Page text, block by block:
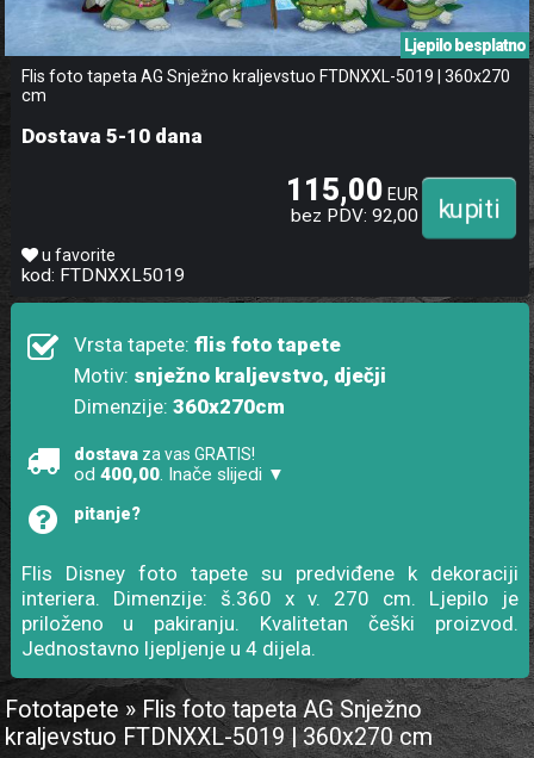
Flis foto tapeta AG Snježno kraljevstuo FTDNXXL-5019 | 360x270
cm
Ljepilo besplatno
Dostava 5-10 dana
115,00 EUR
bez PDV: 92,00
u favorite
kod: FTDNXXL5019
Vrsta tapete:flis foto tapete
Motiv: snježno kraljevstvo, dječji
Dimenzije:360x270cm
dostava za vas GRATIS!
od400,00. Inače slijedi ▼
pitanje?
Flis Disney foto tapete su predviđene k dekoraciji
interiera. Dimenzije: š.360 x v. 270 cm. Ljepilo je
priloženo u pakiranju. Kvalitetan češki proizvod.
Jednostavno ljepljenje u 4 dijela.
Fototapete » Flis foto tapeta AG Snježno
kraljevstuo FTDNXXL-5019 | 360x270 cm